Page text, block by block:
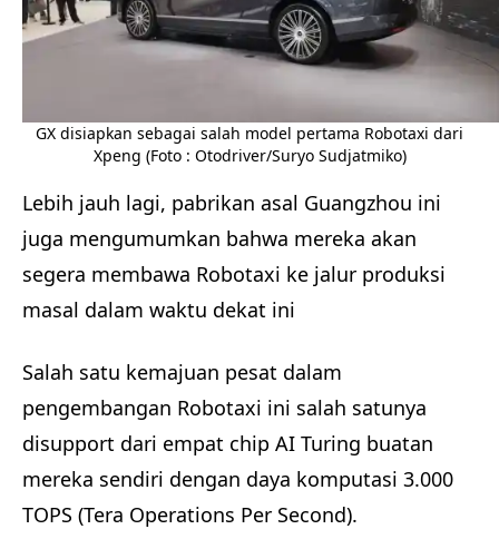
GX disiapkan sebagai salah model pertama Robotaxi dari
Xpeng (Foto : Otodriver/Suryo Sudjatmiko)
Lebih jauh lagi, pabrikan asal Guangzhou ini
juga mengumumkan bahwa mereka akan
segera membawa Robotaxi ke jalur produksi
masal dalam waktu dekat ini
Salah satu kemajuan pesat dalam
pengembangan Robotaxi ini salah satunya
disupport dari empat chip AI Turing buatan
mereka sendiri dengan daya komputasi 3.000
TOPS (Tera Operations Per Second).